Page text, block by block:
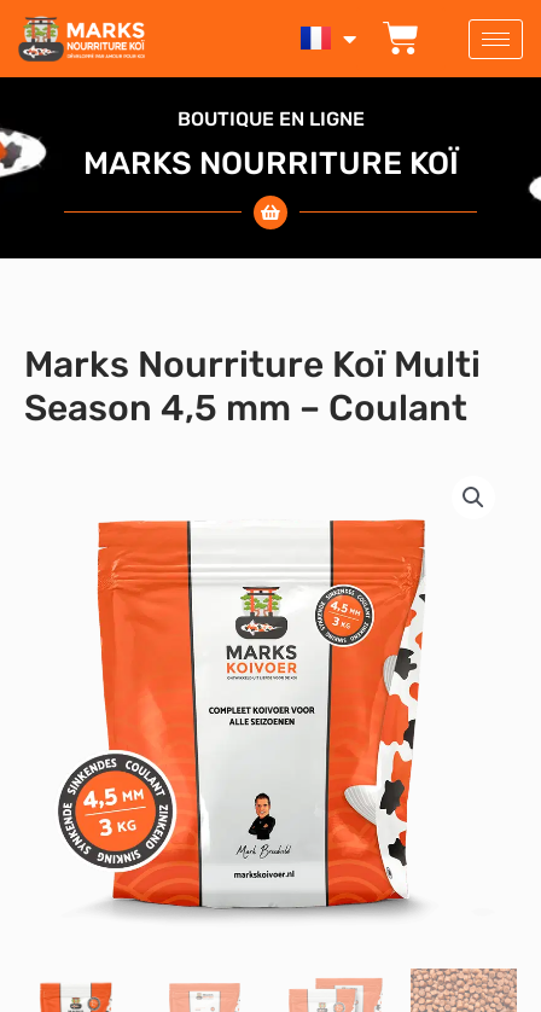
Aller
au
contenu
PANIER
BOUTIQUE EN LIGNE
MARKS NOURRITURE KOÏ
Marks Nourriture Koï Multi
Season 4,5 mm – Coulant